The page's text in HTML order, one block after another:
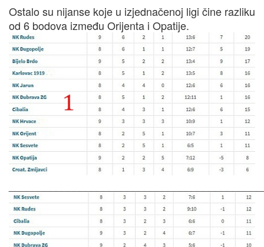
Ostalo su nijanse koje u izjednačenoj ligi čine razliku
od 6 bodova između Orijenta i Opatije.